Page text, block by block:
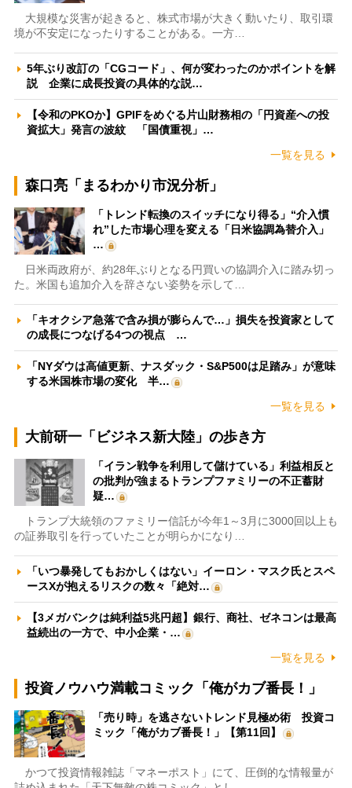
大規模な災害が起きると、株式市場が大きく動いたり、取引環
境が不安定になったりすることがある。一方…
5年ぶり改訂の「CGコード」、何が変わったのかポイントを解
説 企業に成長投資の具体的な説…
【令和のPKOか】GPIFをめぐる片山財務相の「円資産への投
資拡大」発言の波紋 「国債重視」…
一覧を見る
森口亮「まるわかり市況分析」
「トレンド転換のスイッチになり得る」“介入慣
れ”した市場心理を変える「日米協調為替介入」
…
日米両政府が、約28年ぶりとなる円買いの協調介入に踏み切っ
た。米国も追加介入を辞さない姿勢を示して…
「キオクシア急落で含み損が膨らんで…」損失を投資家として
の成長につなげる4つの視点 …
「NYダウは高値更新、ナスダック・S&P500は足踏み」が意味
する米国株市場の変化 半…
一覧を見る
大前研一「ビジネス新大陸」の歩き方
「イラン戦争を利用して儲けている」利益相反と
の批判が強まるトランプファミリーの不正蓄財
疑…
トランプ大統領のファミリー信託が今年1～3月に3000回以上も
の証券取引を行っていたことが明らかになり…
「いつ暴発してもおかしくはない」イーロン・マスク氏とスペ
ースXが抱えるリスクの数々「絶対…
【3メガバンクは純利益5兆円超】銀行、商社、ゼネコンは最高
益続出の一方で、中小企業・…
一覧を見る
投資ノウハウ満載コミック「俺がカブ番長！」
「売り時」を逃さないトレンド見極め術 投資コ
ミック「俺がカブ番長！」【第11回】
かつて投資情報雑誌「マネーポスト」にて、圧倒的な情報量が